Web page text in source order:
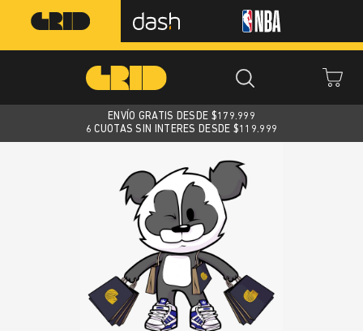
ENVÍO GRATIS DESDE $179.999
6 CUOTAS SIN INTERES DESDE $119.999